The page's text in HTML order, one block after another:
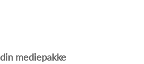
mediepakke